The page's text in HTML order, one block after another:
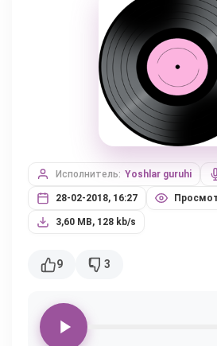
Исполнитель: Yoshlar guruhi
28-02-2018, 16:27
3,60 MB, 128 kb/s
9 3